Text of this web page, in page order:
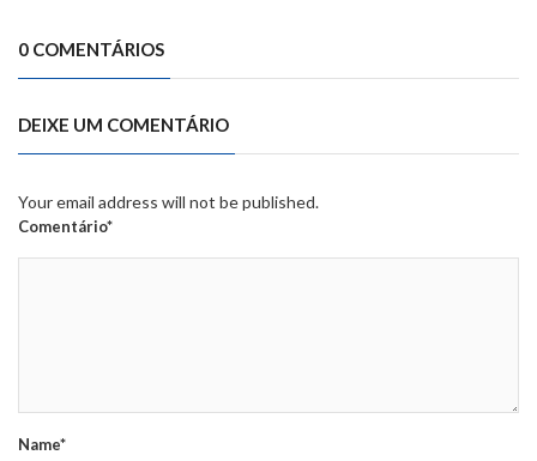
0 COMENTÁRIOS
DEIXE UM COMENTÁRIO
Your email address will not be published.
Comentário*
Name*